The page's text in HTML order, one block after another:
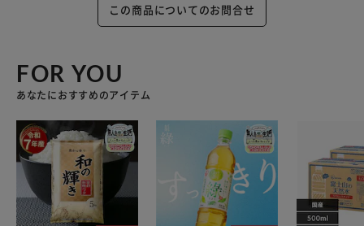
この商品についてのお問合せ
FOR YOU
あなたにおすすめのアイテム